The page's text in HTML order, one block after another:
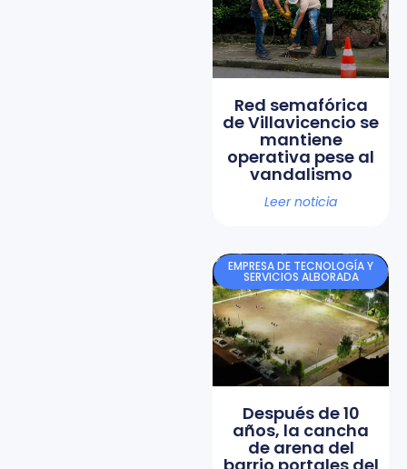
Red semafórica
de Villavicencio se
mantiene
operativa pese al
vandalismo
Leer noticia
EMPRESA DE TECNOLOGÍA Y
SERVICIOS ALBORADA
Después de 10
años, la cancha
de arena del